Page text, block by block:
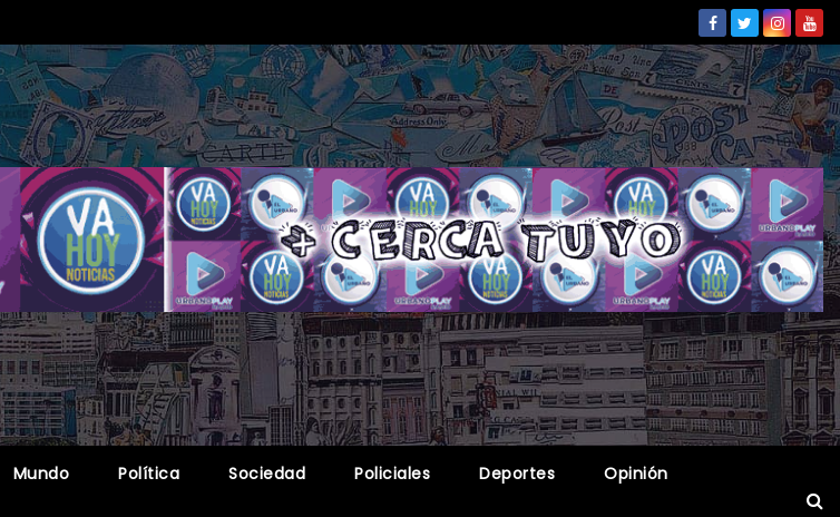
Mundo Política Sociedad Policiales Deportes Opinión